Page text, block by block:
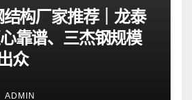
构厂家推荐｜龙泰
靠谱、三杰钢规模
众
ADMIN